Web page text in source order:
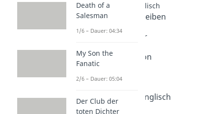
Brief & E-Mail in Englisch
Englisch Brief schreiben
Dauer: 04:08
Letter to the editor
Letter of application
Dauer: 04:41
Formal letter
E-Mail schreiben Englisch
Dauer: 03:43
Death of a
Salesman
1/6 – Dauer: 04:34
My Son the
Fanatic
2/6 – Dauer: 05:04
Der Club der
toten Dichter